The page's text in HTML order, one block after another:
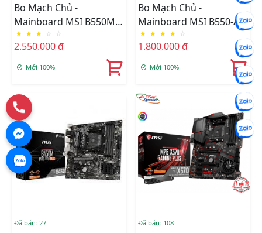
Bo Mạch Chủ -
Mainboard MSI B550M
PRO-VDH WIFI
★ ★ ★ ☆ ☆
2.550.000 đ
Mới 100%
Bo Mạch Chủ -
Mainboard MSI B550-A
PRO
★ ★ ★ ★ ☆
1.800.000 đ
Mới 100%
Đã bán: 27 Đã bán: 108